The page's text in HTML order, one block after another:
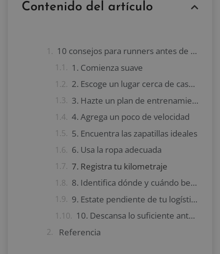
Contenido del artículo
10 consejos para runners antes de su primera carrera
1. Comienza suave
2. Escoge un lugar cerca de casa para tu carrera
3. Hazte un plan de entrenamiento
4. Agrega un poco de velocidad
5. Encuentra las zapatillas ideales
6. Usa la ropa adecuada
7. Registra tu kilometraje
8. Identifica dónde y cuándo beber agua
9. Estate pendiente de tu logística
10. Descansa lo suficiente antes de la carrera
Referencia